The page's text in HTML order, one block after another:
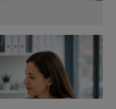
zaměstnavatele